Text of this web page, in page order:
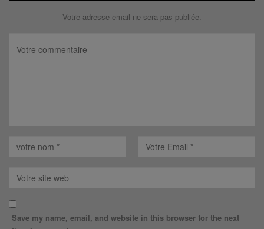
Votre adresse email ne sera pas publiée.
Save my name, email, and website in this browser for the next